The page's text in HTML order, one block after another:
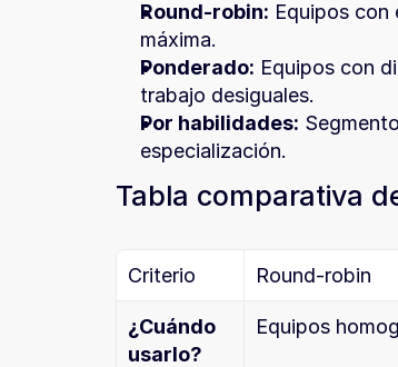
Round-robin: Equipos con
máxima.
Ponderado: Equipos con
trabajo desiguales.
Por habilidades:
especialización.
Tabla comparativa
Criterio Round-robin
¿Cuándo
usarlo?
Equipos